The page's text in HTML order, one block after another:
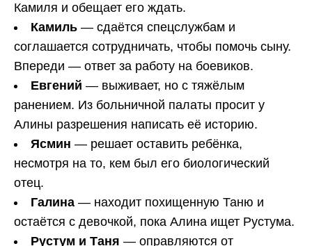
Камиля и обещает его ждать.
Камиль — сдаётся спецслужбам и
соглашается сотрудничать, чтобы помочь сыну.
Впереди — ответ за работу на боевиков.
Евгений — выживает, но с тяжёлым
ранением. Из больничной палаты просит у
Алины разрешения написать её историю.
Ясмин — решает оставить ребёнка,
несмотря на то, кем был его биологический
отец.
Галина — находит похищенную Таню и
остаётся с девочкой, пока Алина ищет Рустума.
Рустум и Таня — оправляются от